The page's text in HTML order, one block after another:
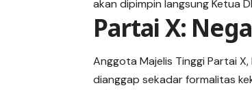
akan dipimpin langsung Ketua
Partai X:
Anggota Majelis Tinggi Partai
dianggap sekadar formalitas